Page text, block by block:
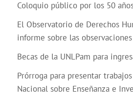
Coloquio público por los 50
El Observatorio de Derechos
informe sobre las
Becas de la UNLPam para
Prórroga para presentar
Nacional sobre Enseñanza e